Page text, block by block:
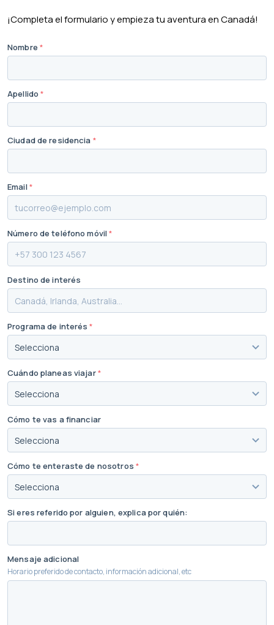
¡Completa el formulario y empieza tu aventura en Canadá!
Nombre *
Apellido *
Ciudad de residencia *
Email*
Número de teléfono móvil*
Destino de interés
Programa de interés *
Cuándo planeas viajar*
Cómo te vas a financiar
Cómo te enteraste de nosotros *
Si eres referido por alguien, explica por quién:
Mensaje adicional
Horario preferido de contacto, información adicional, etc